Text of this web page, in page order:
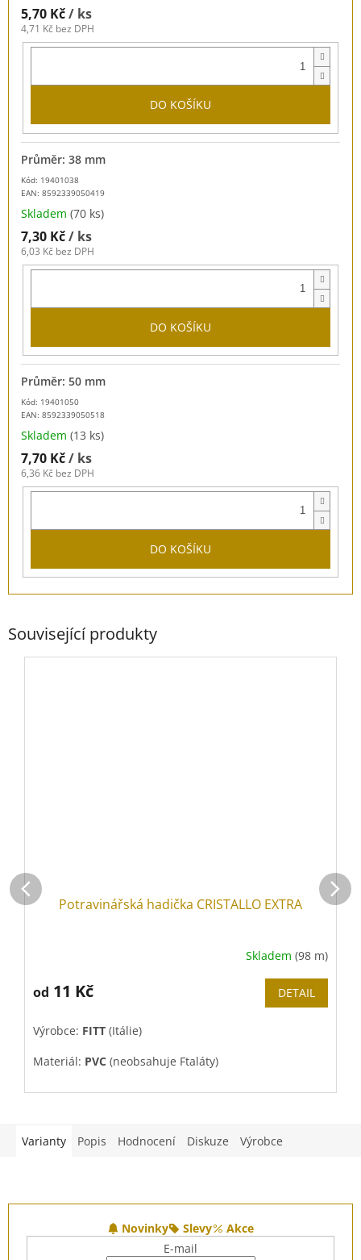
5,70 Kč/ ks
4,71 Kč bez DPH
DO KOŠÍKU
Kód: 19401038
EAN: 8592339050419
Průměr: 38 mm
Skladem (70 ks)
7,30 Kč/ ks
6,03 Kč bez DPH
DO KOŠÍKU
Kód: 19401050
EAN: 8592339050518
Průměr: 50 mm
Skladem (13 ks)
7,70 Kč/ ks
6,36 Kč bez DPH
DO KOŠÍKU
Související produkty
Potravinářská hadička CRISTALLO EXTRA
Skladem (98 m)
od 11 Kč DETAIL
Výrobce: FITT (Itálie)
Materiál: PVC (neobsahuje Ftaláty)
Varianty Popis Hodnocení Diskuze Výrobce
Novinky Slevy
Akce
E-mail